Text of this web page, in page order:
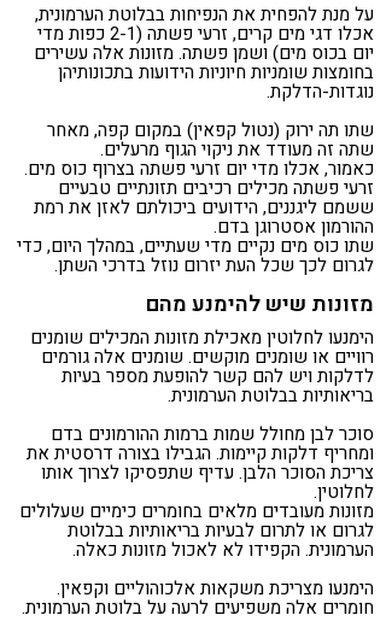
על מנת להפחית את הנפיחות בבלוטת הערמונית,
אכלו דגי מים קרים, זרעי פשתה (2-1 כפות מדי
יום בכוס מים) ושמן פשתה. מזונות אלה עשירים
בחומצות שומניות חיוניות הידועות בתכונותיהן
נוגדות-הדלקת.
שתו תה ירוק (נטול קפאין) במקום קפה, מאחר
שתה זה מעודד את ניקוי הגוף מרעלים.
כאמור, אכלו מדי יום זרעי פשתה בצרוף כוס מים.
זרעי פשתה מכילים רכיבים תזונתיים טבעיים
ששמם ליגננים, הידועים ביכולתם לאזן את רמת
ההורמון אסטרוגן בדם.
שתו כוס מים נקיים מדי שעתיים, במהלך היום, כדי
לגרום לכך שכל העת יזרום נוזל בדרכי השתן.
מזונות שיש להימנע מהם
הימנעו לחלוטין מאכילת מזונות המכילים שומנים
רוויים או שומנים מוקשים. שומנים אלה גורמים
לדלקות ויש להם קשר להופעת מספר בעיות
בריאותיות בבלוטת הערמונית.
סוכר לבן מחולל שמות ברמות ההורמונים בדם
ומחריף דלקות קיימות. הגבילו בצורה דרסטית את
צריכת הסוכר הלבן. עדיף שתפסיקו לצרוך אותו
לחלוטין.
מזונות מעובדים מלאים בחומרים כימיים שעלולים
לגרום או לתרום לבעיות בריאותיות בבלוטת
הערמונית. הקפידו לא לאכול מזונות כאלה.
הימנעו מצריכת משקאות אלכוהוליים וקפאין.
חומרים אלה משפיעים לרעה על בלוטת הערמונית.